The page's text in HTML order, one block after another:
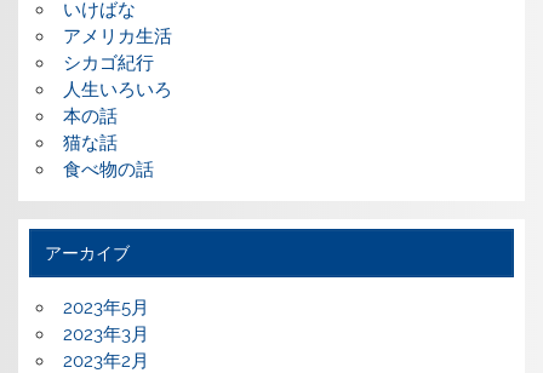
いけばな
アメリカ生活
シカゴ紀行
人生いろいろ
本の話
猫な話
食べ物の話
アーカイブ
2023年5月
2023年3月
2023年2月